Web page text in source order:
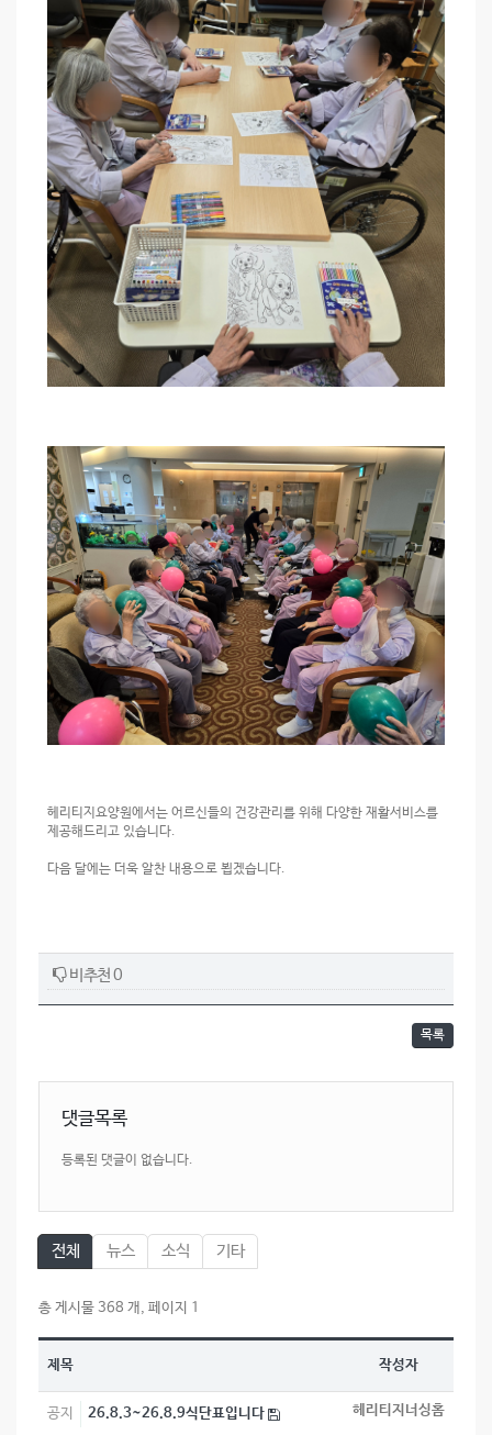
헤리티지요양원에서는 어르신들의 건강관리를 위해 다양한 재활서비스를
제공해드리고 있습니다.
다음 달에는 더욱 알찬 내용으로 뵙겠습니다.
비추천 0
목록
댓글목록
등록된 댓글이 없습니다.
전체 뉴스 소식 기타
총 게시물 368 개, 페이지 1
제목 작성자
공지 26.8.3~26.8.9식단표입니다 헤리티지너싱홈